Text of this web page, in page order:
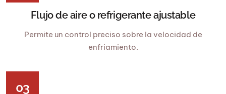
Flujo de aire o refrigerante ajustable
Permite un control preciso sobre la velocidad de
enfriamiento.
03